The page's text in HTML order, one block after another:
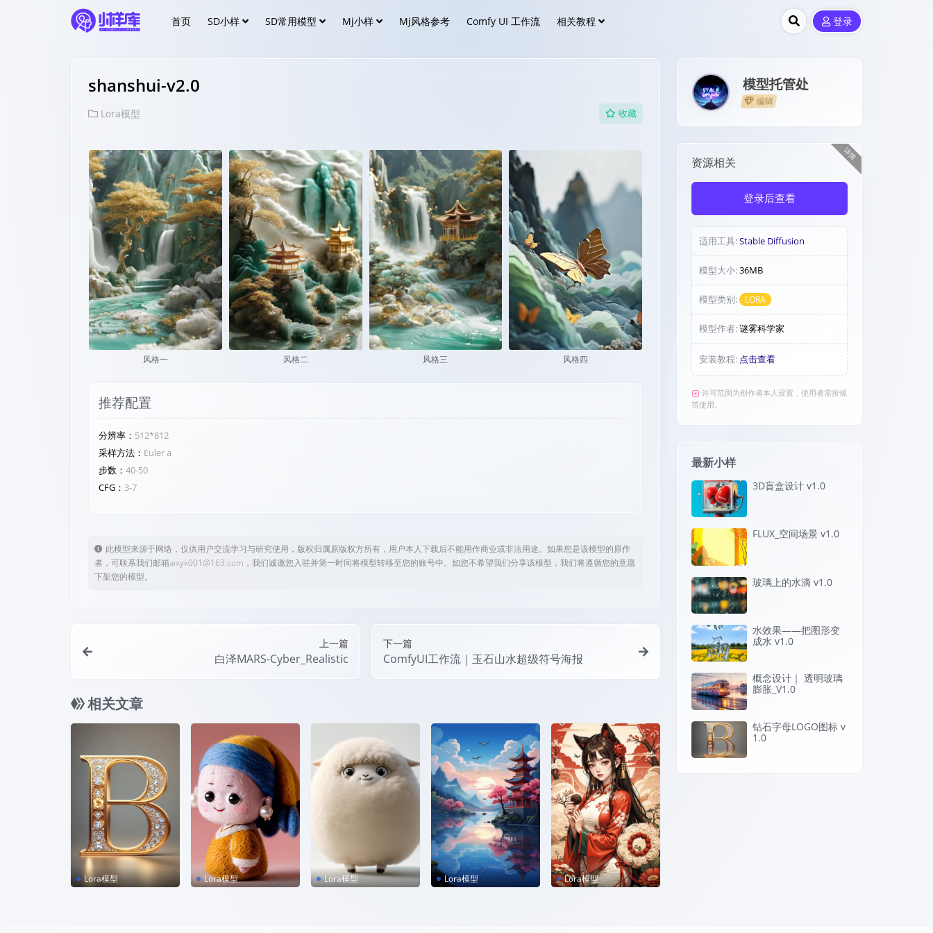
首页 SD小样 SD常用模型 Mj小样 Mj风格参考 Comfy UI 工作流 相关教程 登录
shanshui-v2.0
Lora模型 收藏
风格一 风格二 风格三 风格四
推荐配置
分辨率： 512*812
采样方法： Euler a
步数： 40-50
CFG： 3-7
此模型来源于网络，仅供用户交流学习与研究使用，版权归属原版权方所有，用户本人下载后不能用作商业或非法用途。如果您是该模型的原作
者，可联系我们邮箱aixyk001@163.com，我们诚邀您入驻并第一时间将模型转移至您的账号中。如您不希望我们分享该模型，我们将遵循您的意愿
下架您的模型。
上一篇
白泽MARS-Cyber_Realistic
下一篇
ComfyUI工作流｜玉石山水超级符号海报
相关文章
Lora模型 Lora模型 Lora模型 Lora模型 Lora模型
模型托管处
编辑
详情
资源相关
登录后查看
适用工具:Stable Diffusion
模型大小:36MB
模型类别: LORA
模型作者:谜雾科学家
安装教程: 点击查看
许可范围为创作者本人设置，使用者需按规
范使用。
最新小样
3D盲盒设计 v1.0
FLUX_空间场景 v1.0
玻璃上的水滴 v1.0
水效果——把图形变
成水 v1.0
概念设计｜ 透明玻璃
膨胀_V1.0
钻石字母LOGO图标 v
1.0